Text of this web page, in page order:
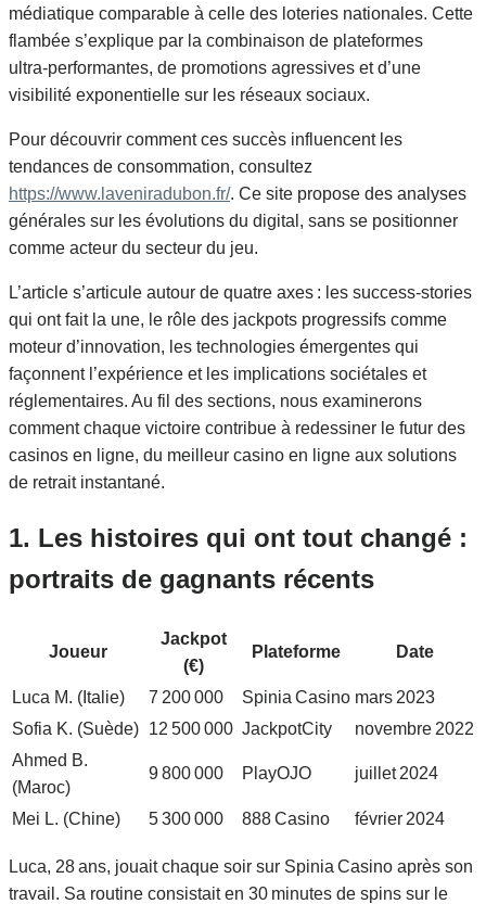
médiatique comparable à celle des loteries nationales. Cette
flambée s’explique par la combinaison de plateformes
ultra‑performantes, de promotions agressives et d’une
visibilité exponentielle sur les réseaux sociaux.
Pour découvrir comment ces succès influencent les
tendances de consommation, consultez
https://www.laveniradubon.fr/. Ce site propose des analyses
générales sur les évolutions du digital, sans se positionner
comme acteur du secteur du jeu.
L’article s’articule autour de quatre axes : les success‑stories
qui ont fait la une, le rôle des jackpots progressifs comme
moteur d’innovation, les technologies émergentes qui
façonnent l’expérience et les implications sociétales et
réglementaires. Au fil des sections, nous examinerons
comment chaque victoire contribue à redessiner le futur des
casinos en ligne, du meilleur casino en ligne aux solutions
de retrait instantané.
1. Les histoires qui ont tout changé :
portraits de gagnants récents
Joueur
Jackpot
(€)
Plateforme Date
Luca M. (Italie) 7 200 000 Spinia Casino mars 2023
Sofia K. (Suède) 12 500 000 JackpotCity
novembre 2022
Ahmed B.
(Maroc)
9 800 000 PlayOJO juillet 2024
Mei L. (Chine) 5 300 000 888 Casino février 2024
Luca, 28 ans, jouait chaque soir sur Spinia Casino après son
travail. Sa routine consistait en 30 minutes de spins sur le